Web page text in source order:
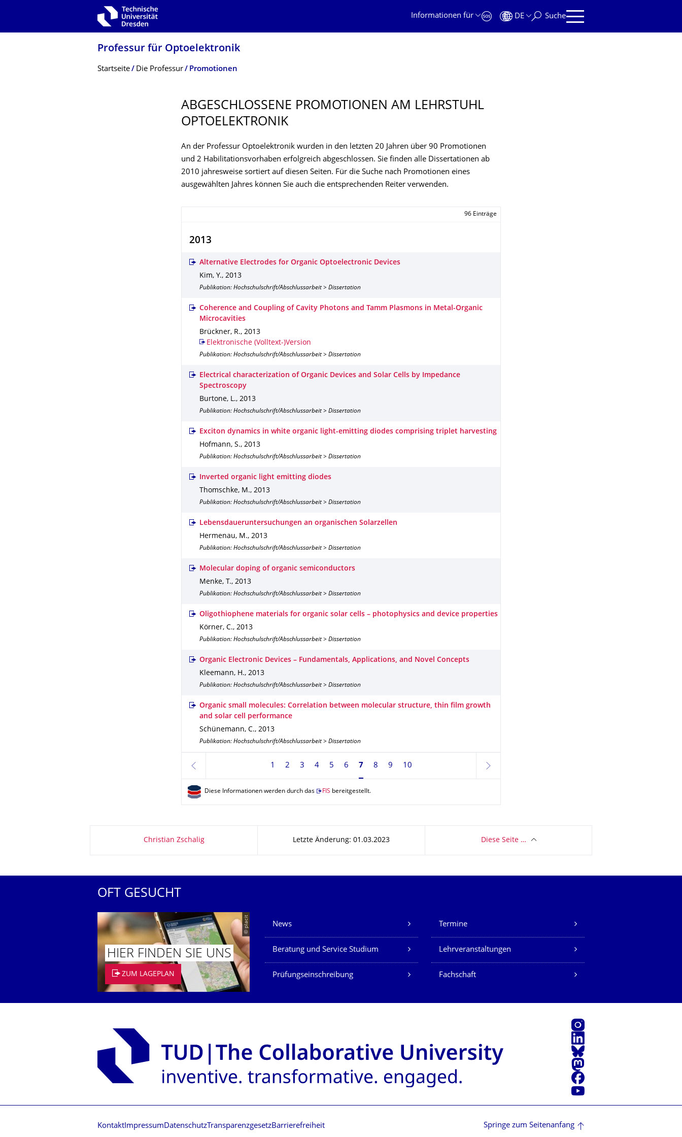
Zur Hauptnavigation springen
Informationen für
DE Suche
Professur für Optoelektronik
Breadcrumb-Menü
Startseite Die Professur Promotionen
ABGESCHLOSSENE PROMOTIONEN AM LEHRSTUHL
OPTOELEKTRONIK
An der Professur Optoelektronik wurden in den letzten 20 Jahren über 90 Promotionen
und 2 Habilitationsvorhaben erfolgreich abgeschlossen. Sie finden alle Dissertationen ab
2010 jahresweise sortiert auf diesen Seiten. Für die Suche nach Promotionen eines
ausgewählten Jahres können Sie auch die entsprechenden Reiter verwenden.
96 Einträge
2013
Alternative Electrodes for Organic Optoelectronic Devices
Kim, Y., 2013
Publikation: Hochschulschrift/Abschlussarbeit > Dissertation
Coherence and Coupling of Cavity Photons and Tamm Plasmons in Metal-Organic
Microcavities
Brückner, R., 2013
Elektronische (Volltext-)Version
Publikation: Hochschulschrift/Abschlussarbeit > Dissertation
Electrical characterization of Organic Devices and Solar Cells by Impedance
Spectroscopy
Burtone, L., 2013
Publikation: Hochschulschrift/Abschlussarbeit > Dissertation
Exciton dynamics in white organic light-emitting diodes comprising triplet harvesting
Hofmann, S., 2013
Publikation: Hochschulschrift/Abschlussarbeit > Dissertation
Inverted organic light emitting diodes
Thomschke, M., 2013
Publikation: Hochschulschrift/Abschlussarbeit > Dissertation
Lebensdaueruntersuchungen an organischen Solarzellen
Hermenau, M., 2013
Publikation: Hochschulschrift/Abschlussarbeit > Dissertation
Molecular doping of organic semiconductors
Menke, T., 2013
Publikation: Hochschulschrift/Abschlussarbeit > Dissertation
Oligothiophene materials for organic solar cells – photophysics and device properties
Körner, C., 2013
Publikation: Hochschulschrift/Abschlussarbeit > Dissertation
Organic Electronic Devices – Fundamentals, Applications, and Novel Concepts
Kleemann, H., 2013
Publikation: Hochschulschrift/Abschlussarbeit > Dissertation
Organic small molecules: Correlation between molecular structure, thin film growth
and solar cell performance
Schünemann, C., 2013
Publikation: Hochschulschrift/Abschlussarbeit > Dissertation
zurück
1 2 3 4 5 6 Seite 7, aktuell ausgewählt
7 8 9 10
weiter
Diese Informationen werden durch das FIS bereitgestellt.
Christian Zschalig Letzte Änderung: 01.03.2023 Diese Seite …
OFT GESUCHT
© placit
HIER FINDEN SIE UNS
ZUM LAGEPLAN
Unsere Dienste
News Termine
Beratung und Service Studium Lehrveranstaltungen
Prüfungseinschreibung Fachschaft
Instagram
LinkedIn
Bluesky
Mastodon
Facebook
Youtube
Kontakt Impressum DatenschutzTransparenzgesetzBarrierefreiheit Springe zum Seitenanfang